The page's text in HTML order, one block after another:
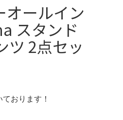
ールイン
スタンド
ツ 2点セッ
おります！